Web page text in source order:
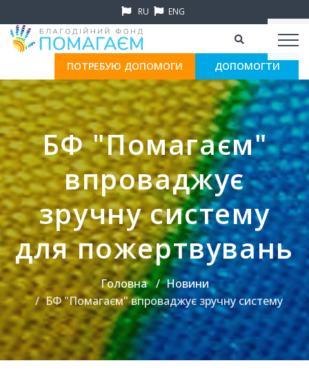
RU ENG
ПОТРЕБУЮ ДОПОМОГИ ДОПОМОГТИ
БФ "Помагаєм"
впроваджує
зручну систему
для пожертвувань
Головна
Новини
БФ "Помагаєм" впроваджує зручну систему